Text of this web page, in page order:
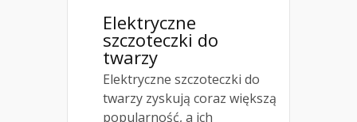
Elektryczne
szczoteczki do
twarzy
Elektryczne szczoteczki do
twarzy zyskują coraz większą
popularność, a ich